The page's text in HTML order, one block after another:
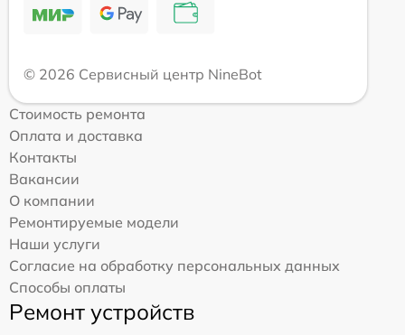
© 2026 Сервисный центр NineBot
Стоимость ремонта
Оплата и доставка
Контакты
Вакансии
О компании
Ремонтируемые модели
Наши услуги
Согласие на обработку персональных данных
Способы оплаты
Ремонт устройств